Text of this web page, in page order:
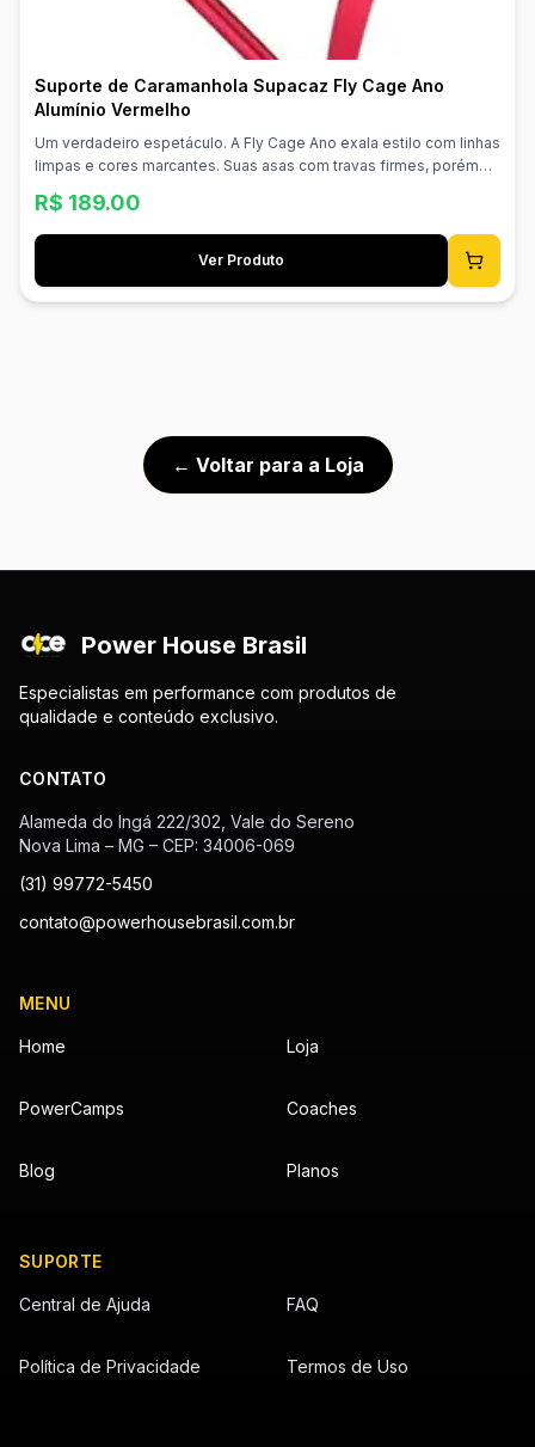
Suporte de Caramanhola Supacaz Fly Cage Ano
Alumínio Vermelho
Um verdadeiro espetáculo. A Fly Cage Ano exala estilo com linhas
limpas e cores marcantes. Suas asas com travas firmes, porém
acessíveis, ultraleves e com acabamento deslumbrante fazem
desta obra-prima em alumínio 100% anodizado o nosso suporte
mais vendido. 100% Alumínio Anodizado Asas com Trava Firme
Aprovado para Estrada/MTB Superleve e Durável Material:
Alumínio Peso: 18g
R$ 189.00
Ver Produto
← Voltar para a Loja
Power House Brasil
Especialistas em performance com produtos de
qualidade e conteúdo exclusivo.
CONTATO
Alameda do Ingá 222/302, Vale do Sereno
Nova Lima – MG – CEP: 34006-069
(31) 99772-5450
contato@powerhousebrasil.com.br
MENU
Home Loja
PowerCamps Coaches
Blog Planos
SUPORTE
Central de Ajuda FAQ
Política de Privacidade Termos de Uso